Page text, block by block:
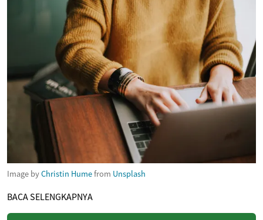
Image byChristin Humefrom Unsplash
BACA SELENGKAPNYA